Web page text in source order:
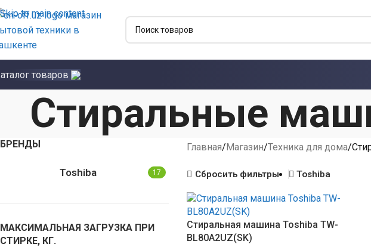
Skip to main content
товаров
Стиральные
БРЕНДЫ
Toshiba 17
МАКСИМАЛЬНАЯ ЗАГРУЗКА ПРИ
СТИРКЕ, КГ.
Главная Магазин Техника для дома
Сбросить фильтры Toshiba
Стиральная машина Toshiba TW-
BL80A2UZ(SK)